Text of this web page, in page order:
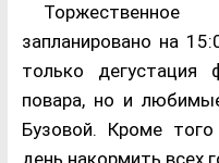
запланировано на
только
повара, но и
Бузовой. Кроме